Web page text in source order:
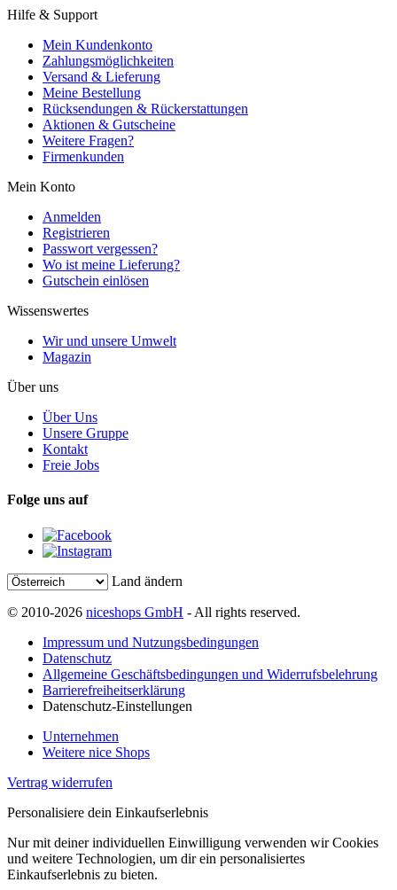
Hilfe & Support
Mein Kundenkonto
Zahlungsmöglichkeiten
Versand & Lieferung
Meine Bestellung
Rücksendungen & Rückerstattungen
Aktionen & Gutscheine
Weitere Fragen?
Firmenkunden
Mein Konto
Anmelden
Registrieren
Passwort vergessen?
Wo ist meine Lieferung?
Gutschein einlösen
Wissenswertes
Wir und unsere Umwelt
Magazin
Über uns
Über Uns
Unsere Gruppe
Kontakt
Freie Jobs
Folge uns auf
Land ändern
© 2010-2026 niceshops GmbH - All rights reserved.
Impressum und Nutzungsbedingungen
Datenschutz
Allgemeine Geschäftsbedingungen und Widerrufsbelehrung
Barrierefreiheitserklärung
Datenschutz-Einstellungen
Unternehmen
Weitere nice Shops
Vertrag widerrufen
Personalisiere dein Einkaufserlebnis
Nur mit deiner individuellen Einwilligung verwenden wir Cookies
und weitere Technologien, um dir ein personalisiertes
Einkaufserlebnis zu bieten.